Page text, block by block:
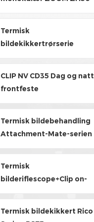
Termisk
bildekikkertrørserie
CLIP NV CD35 Dag og natt
frontfeste
Termisk bildebehandling
Attachment-Mate-serien
Termisk
bilderiflescope+Clip on-
Termisk bildekikkert Rico